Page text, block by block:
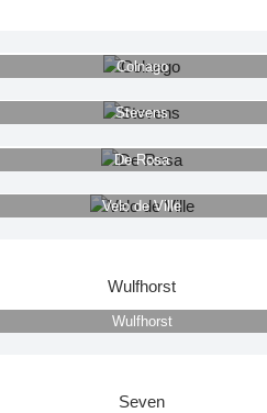
Colnago
Stevens
De Rosa
Velo de Ville
Wulfhorst
Wulfhorst
Seven